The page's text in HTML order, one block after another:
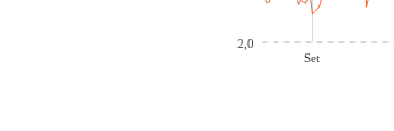
Set
2,0